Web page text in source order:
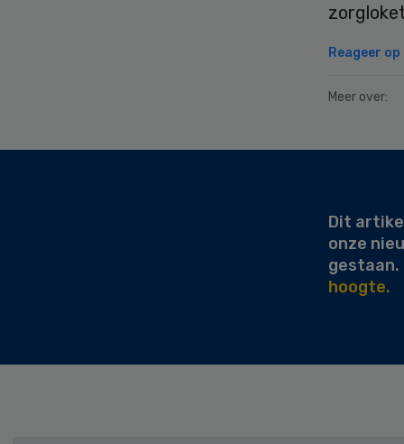
Reageer
Meer over:
Dit
onze
gestaan.
hoogte.